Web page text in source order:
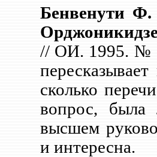
Бенвенути
// ОИ. 1995. №
сколько
вопрос,
высшем
и интересна.